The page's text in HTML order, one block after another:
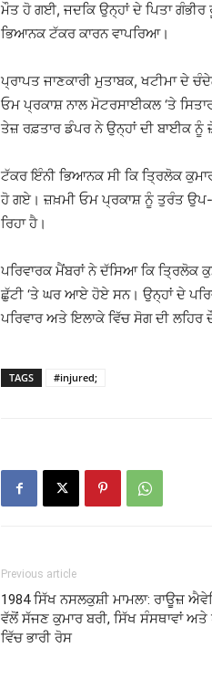
ਮੌਤ ਹੋ ਗਈ, ਜਦਕਿ ਉਨ੍ਹਾਂ ਦੇ ਪਿਤਾ
ਭਿਆਨਕ ਟੱਕਰ ਕਾਰਨ ਵਾਪਰਿਆ।
ਪ੍ਰਾਪਤ ਜਾਣਕਾਰੀ ਮੁਤਾਬਕ, ਖਟੀਮਾ ਦੇ
ਓਮ ਪ੍ਰਕਾਸ਼ ਨਾਲ ਮੋਟਰਸਾਈਕਲ ‘ਤੇ
ਤੇਜ਼ ਰਫ਼ਤਾਰ ਡੰਪਰ ਨੇ ਉਨ੍ਹਾਂ ਦੀ ਬਾਈਕ ਨੂੰ
ਟੱਕਰ ਇੰਨੀ ਭਿਆਨਕ ਸੀ ਕਿ ਤ੍ਰਿਲੋਕ
ਹੋ ਗਏ। ਜ਼ਖ਼ਮੀ ਓਮ ਪ੍ਰਕਾਸ਼ ਨੂੰ ਤੁਰੰਤ ਉਪ-
ਰਿਹਾ ਹੈ।
ਪਰਿਵਾਰਕ ਮੈਂਬਰਾਂ ਨੇ ਦੱਸਿਆ ਕਿ ਤ੍ਰਿਲੋਕ
ਛੁੱਟੀ ‘ਤੇ ਘਰ ਆਏ ਹੋਏ ਸਨ। ਉਨ੍ਹਾਂ ਦੇ
ਪਰਿਵਾਰ ਅਤੇ ਇਲਾਕੇ ਵਿੱਚ ਸੋਗ ਦੀ ਲਹਿਰ
TAGS #injured;
Previous article
1984 ਸਿੱਖ ਨਸਲਕੁਸ਼ੀ ਮਾਮਲਾ: ਰਾਊਜ਼
ਵੱਲੋਂ ਸੱਜਣ ਕੁਮਾਰ ਬਰੀ, ਸਿੱਖ ਸੰਸਥਾਵਾਂ ਅਤੇ
ਵਿੱਚ ਭਾਰੀ ਰੋਸ